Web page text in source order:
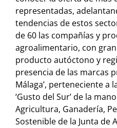
representadas,
tendencias de estos
de 60 las compañías y
agroalimentario, con
producto autóctono y
presencia de las marcas
Málaga’, perteneciente a
‘Gusto del Sur’ de la
Agricultura, Ganadería,
Sostenible de la Junta de